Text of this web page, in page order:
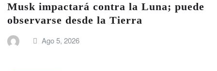
Musk impactará contra la Luna; puede
observarse desde la Tierra
Ago 5, 2026